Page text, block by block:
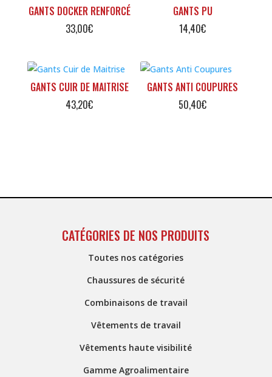
GANTS DOCKER RENFORCÉ
33,00€
GANTS PU
14,40€
GANTS CUIR DE MAITRISE
43,20€
GANTS ANTI COUPURES
50,40€
CATÉGORIES DE NOS PRODUITS
Toutes nos catégories
Chaussures de sécurité
Combinaisons de travail
Vêtements de travail
Vêtements haute visibilité
Gamme Agroalimentaire